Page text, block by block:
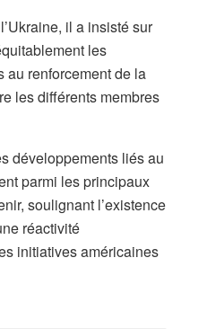
il a insisté sur
les
au renforcement de la
les différents membres
développements liés au
parmi les principaux
soulignant l’existence
réactivité
initiatives américaines